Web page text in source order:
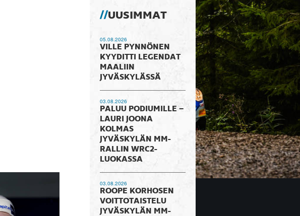
UUSIMMAT
05.08.2026
VILLE PYNNÖNEN
KYYDITTI LEGENDAT
MAALIIN
JYVÄSKYLÄSSÄ
03.08.2026
PALUU PODIUMILLE –
LAURI JOONA
KOLMAS
JYVÄSKYLÄN MM-
RALLIN WRC2-
LUOKASSA
03.08.2026
ROOPE KORHOSEN
VOITTOTAISTELU
JYVÄSKYLÄN MM-